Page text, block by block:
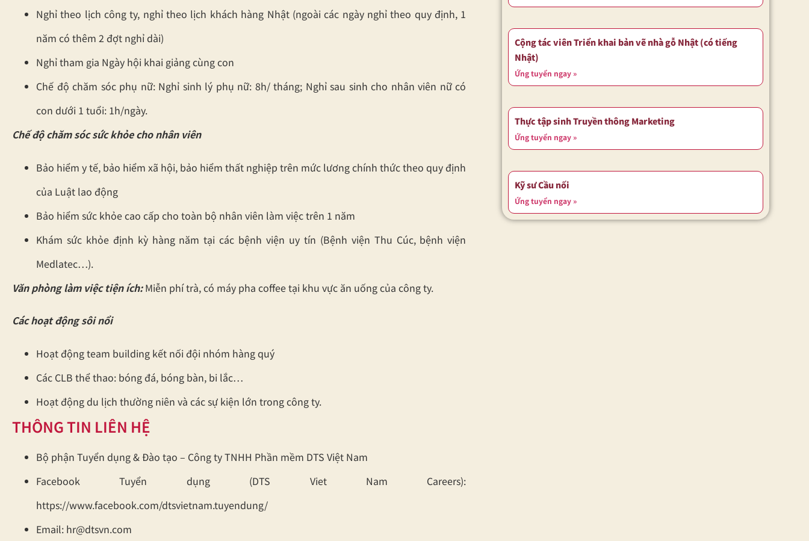
Nghỉ theo lịch công ty, nghỉ theo lịch khách hàng Nhật (ngoài các ngày nghỉ theo quy định, 1
năm có thêm 2 đợt nghỉ dài)
Nghỉ tham gia Ngày hội khai giảng cùng con
Chế độ chăm sóc phụ nữ: Nghỉ sinh lý phụ nữ: 8h/ tháng; Nghỉ sau sinh cho nhân viên nữ có
con dưới 1 tuổi: 1h/ngày.
Chế độ chăm sóc sức khỏe cho nhân viên
Bảo hiểm y tế, bảo hiểm xã hội, bảo hiểm thất nghiệp trên mức lương chính thức theo quy định
của Luật lao động
Bảo hiểm sức khỏe cao cấp cho toàn bộ nhân viên làm việc trên 1 năm
Khám sức khỏe định kỳ hàng năm tại các bệnh viện uy tín (Bệnh viện Thu Cúc, bệnh viện
Medlatec…).
Văn phòng làm việc tiện ích: Miễn phí trà, có máy pha coffee tại khu vực ăn uống của công ty.
Các hoạt động sôi nổi
Hoạt động team building kết nối đội nhóm hàng quý
Các CLB thể thao: bóng đá, bóng bàn, bi lắc…
Hoạt động du lịch thường niên và các sự kiện lớn trong công ty.
THÔNG TIN LIÊN HỆ
Bộ phận Tuyển dụng & Đào tạo – Công ty TNHH Phần mềm DTS Việt Nam
Facebook Tuyển dụng (DTS Viet Nam Careers):
https://www.facebook.com/dtsvietnam.tuyendung/
Email: hr@dtsvn.com
Cộng tác viên Triển khai bản vẽ nhà gỗ Nhật (có tiếng
Nhật)
Ứng tuyển ngay »
Thực tập sinh Truyền thông Marketing
Ứng tuyển ngay »
Kỹ sư Cầu nối
Ứng tuyển ngay »